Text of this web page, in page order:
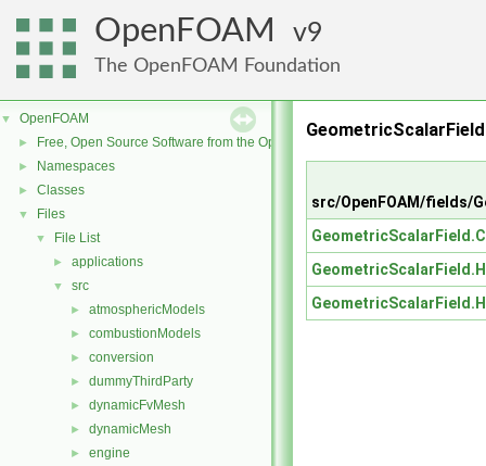
OpenFOAM 9
The OpenFOAM Foundation
▼ OpenFOAM
► Free, Open Source Software from the OpenFOAM Foundation
► Namespaces
► Classes
▼ Files
▼ File List
► applications
▼ src
► atmosphericModels
► combustionModels
► conversion
► dummyThirdParty
► dynamicFvMesh
► dynamicMesh
► engine
src/OpenFOAM/fields/
GeometricScalarField.C
GeometricScalarField.H
GeometricScalarField.H